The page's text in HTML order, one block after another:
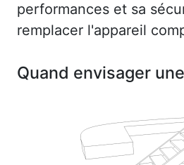
performances et sa
remplacer l'appareil
Quand envisager